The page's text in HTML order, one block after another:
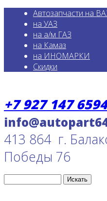
Автозапчасти на
на УАЗ
на а/м ГАЗ
на Камаз
на ИНОМАРКИ
Скидки
+7 927 147 6594
413 864 г.
Победы 76